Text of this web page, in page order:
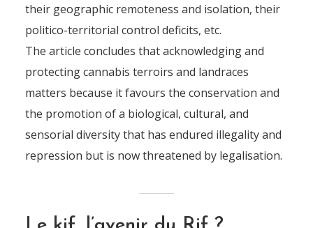
their geographic remoteness and isolation, their
politico-territorial control deficits, etc.
The article concludes that acknowledging and
protecting cannabis terroirs and landraces
matters because it favours the conservation and
the promotion of a biological, cultural, and
sensorial diversity that has endured illegality and
repression but is now threatened by legalisation.